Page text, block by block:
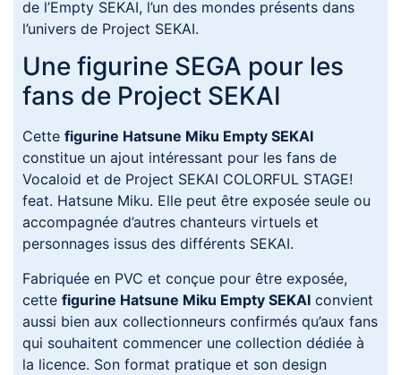
de l’Empty SEKAI, l’un des mondes présents dans
l’univers de Project SEKAI.
Une figurine SEGA pour les
fans de Project SEKAI
Cette figurine Hatsune Miku Empty SEKAI
constitue un ajout intéressant pour les fans de
Vocaloid et de Project SEKAI COLORFUL STAGE!
feat. Hatsune Miku. Elle peut être exposée seule ou
accompagnée d’autres chanteurs virtuels et
personnages issus des différents SEKAI.
Fabriquée en PVC et conçue pour être exposée,
cette figurine Hatsune Miku Empty SEKAI convient
aussi bien aux collectionneurs confirmés qu’aux fans
qui souhaitent commencer une collection dédiée à
la licence. Son format pratique et son design